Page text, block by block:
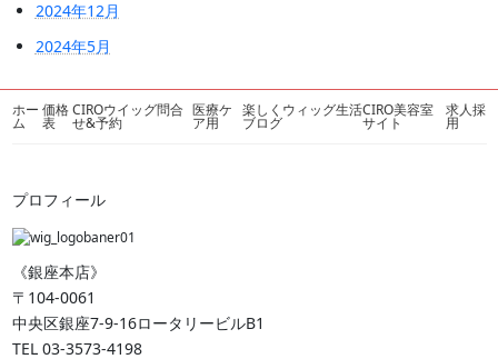
2024年12月
2024年5月
ホー
ム
価格
表
CIROウイッグ問合
せ&予約
医療ケ
ア用
楽しくウィッグ生活
ブログ
CIRO美容室
サイト
求人採
用
プロフィール
《銀座本店》
〒104-0061
中央区銀座7-9-16ロータリービルB1
TEL 03-3573-4198